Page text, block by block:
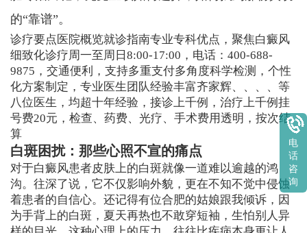
的“靠谱”。
诊疗要点医院概览就诊指南专业专科优点，聚焦白癜风
细致化诊疗周一至周日8:00-17:00，电话：400-688-
9875，交通便利，支持多重支付多角度科学检测，个性
化方案制定，专业医生团队经验丰富齐家辉、、、、等
八位医生，均超十年经验，接诊上千例，治疗上千例挂
号费20元，检查、药费、光疗、手术费用透明，按次结
算
白斑困扰：那些心照不宣的痛点
对于白癜风患者皮肤上的白斑就像一道难以逾越的鸿
沟。往深了说，它不仅影响外貌，更在不知不觉中侵蚀
着患者的自信心。还记得有位合肥的姑娘跟我倾诉，因
为手背上的白斑，夏天再热也不敢穿短袖，生怕别人异
电
话
咨
询